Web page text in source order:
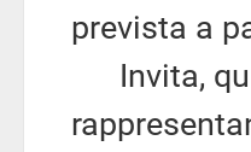
prevista a
Invita,